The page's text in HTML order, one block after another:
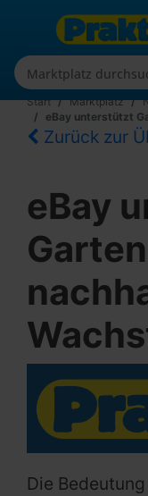
Start Marktplatz
eBay unterstützt
Zurück zur
eBay
Die